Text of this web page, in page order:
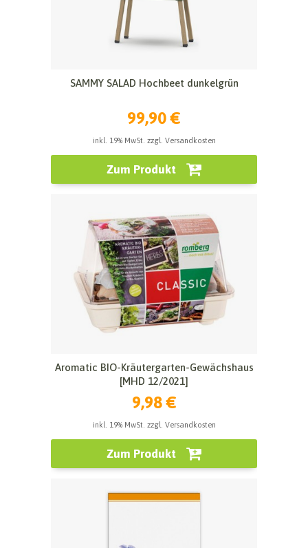
SAMMY SALAD Hochbeet dunkelgrün
99,90 €
inkl. 19% MwSt. zzgl. Versandkosten
Zum Produkt
Aromatic BIO-Kräutergarten-Gewächshaus
[MHD 12/2021]
9,98 €
inkl. 19% MwSt. zzgl. Versandkosten
Zum Produkt